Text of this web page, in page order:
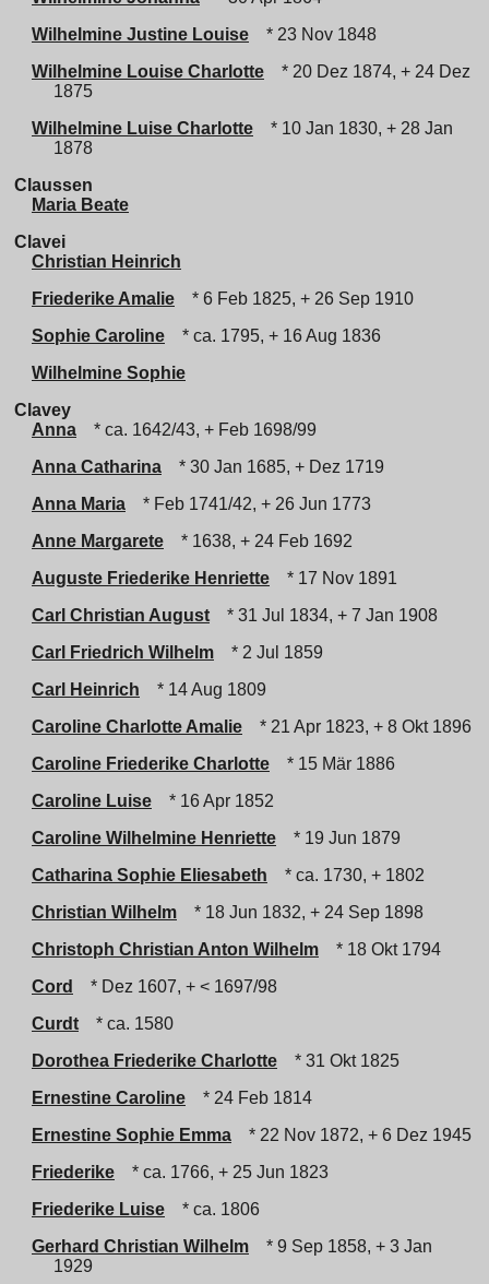
Wilhelmine Justine Louise
* 23 Nov 1848
Wilhelmine Louise Charlotte
* 20 Dez 1874, + 24 Dez
1875
Wilhelmine Luise Charlotte
* 10 Jan 1830, + 28 Jan
1878
Claussen
Maria Beate
Clavei
Christian Heinrich
Friederike Amalie
* 6 Feb 1825, + 26 Sep 1910
Sophie Caroline
* ca. 1795, + 16 Aug 1836
Wilhelmine Sophie
Clavey
Anna
* ca. 1642/43, + Feb 1698/99
Anna Catharina
* 30 Jan 1685, + Dez 1719
Anna Maria
* Feb 1741/42, + 26 Jun 1773
Anne Margarete
* 1638, + 24 Feb 1692
Auguste Friederike Henriette
* 17 Nov 1891
Carl Christian August
* 31 Jul 1834, + 7 Jan 1908
Carl Friedrich Wilhelm
* 2 Jul 1859
Carl Heinrich
* 14 Aug 1809
Caroline Charlotte Amalie
* 21 Apr 1823, + 8 Okt 1896
Caroline Friederike Charlotte
* 15 Mär 1886
Caroline Luise
* 16 Apr 1852
Caroline Wilhelmine Henriette
* 19 Jun 1879
Catharina Sophie Eliesabeth
* ca. 1730, + 1802
Christian Wilhelm
* 18 Jun 1832, + 24 Sep 1898
Christoph Christian Anton Wilhelm
* 18 Okt 1794
Cord
* Dez 1607, + < 1697/98
Curdt
* ca. 1580
Dorothea Friederike Charlotte
* 31 Okt 1825
Ernestine Caroline
* 24 Feb 1814
Ernestine Sophie Emma
* 22 Nov 1872, + 6 Dez 1945
Friederike
* ca. 1766, + 25 Jun 1823
Friederike Luise
* ca. 1806
Gerhard Christian Wilhelm
* 9 Sep 1858, + 3 Jan
1929